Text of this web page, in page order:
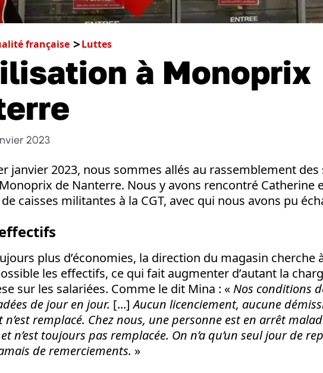
française Luttes
à Monoprix
2023
janvier 2023, nous sommes allés au rassemblement des
de Nanterre. Nous y avons rencontré Catherine
caisses militantes à la CGT, avec qui nous avons pu
plus d’économies, la direction du magasin cherche
les effectifs, ce qui fait augmenter d’autant la
sur les salariées. Comme le dit Mina : «Nos conditions
de jour en jour. [...]Aucun licenciement, aucune
remplacé. Chez nous, une personne est en arrêt
n’est toujours pas remplacée. On n’a qu’un seul jour de
de remerciements. »